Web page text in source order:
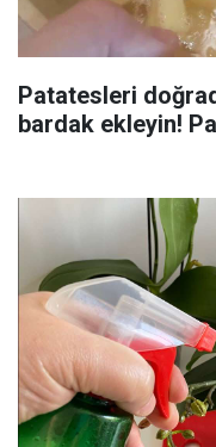
Patatesleri
bardak ekleyin!